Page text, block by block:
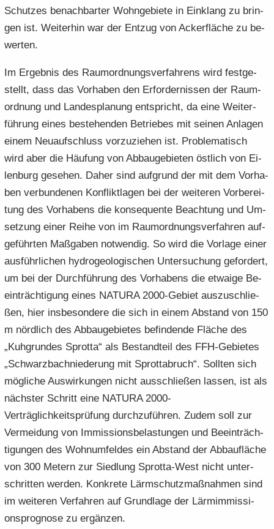
Schut­zes be­nach­bar­ter Wohn­ge­bie­te in Ein­klang zu brin­
gen ist. Wei­ter­hin war der Ent­zug von Acker­flä­che zu be­
wer­ten.
Im Er­geb­nis des Raum­ord­nungs­ver­fah­rens wird fest­ge­
stellt, dass das Vor­ha­ben den Er­for­der­nis­sen der Raum­
ord­nung und Lan­des­pla­nung ent­spricht, da eine Wei­ter­
füh­rung eines be­stehen­den Be­trie­bes mit sei­nen An­la­gen
einem Neu­auf­schluss vor­zu­zie­hen ist. Pro­ble­ma­tisch
wird aber die Häu­fung von Ab­bau­ge­bie­ten öst­lich von Ei­
len­burg ge­se­hen. Daher sind auf­grund der mit dem Vor­ha­
ben ver­bun­de­nen Kon­flikt­la­gen bei der wei­te­ren Vor­be­rei­
tung des Vor­ha­bens die kon­se­quen­te Be­ach­tung und Um­
set­zung einer Reihe von im Raum­ord­nungs­ver­fah­ren auf­
ge­führ­ten Maß­ga­ben not­wen­dig. So wird die Vor­la­ge einer
aus­führ­li­chen hy­dro­geo­lo­gi­schen Un­ter­su­chung ge­for­dert,
um bei der Durch­füh­rung des Vor­ha­bens die et­wa­ige Be­
ein­träch­ti­gung eines NA­TU­RA 2000-​Gebiet aus­zu­schlie­
ßen, hier ins­be­son­de­re die sich in einem Ab­stand von 150
m nörd­lich des Ab­bau­ge­bie­tes be­fin­den­de Flä­che des
„Kuh­grun­des Sprot­ta“ als Be­stand­teil des FFH-​Gebietes
„Schwarz­bach­nie­de­rung mit Sprottabruch“. Soll­ten sich
mög­li­che Aus­wir­kun­gen nicht aus­schlie­ßen las­sen, ist als
nächs­ter Schritt eine NA­TU­RA 2000-​
Verträglichkeitsprüfung durch­zu­füh­ren. Zudem soll zur
Ver­mei­dung von Im­mis­si­ons­be­las­tun­gen und Be­ein­träch­
ti­gun­gen des Wohn­um­fel­des ein Ab­stand der Ab­bau­flä­che
von 300 Me­tern zur Sied­lung Sprotta-​West nicht un­ter­
schrit­ten wer­den. Kon­kre­te Lärm­schutz­maß­nah­men sind
im wei­te­ren Ver­fah­ren auf Grund­la­ge der Lärm­im­mis­si­
ons­pro­gno­se zu er­gän­zen.